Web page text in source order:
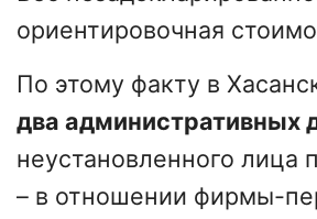
ориентировочная
По этому факту в
два административных
неустановленного лица
– в отношении фирмы-